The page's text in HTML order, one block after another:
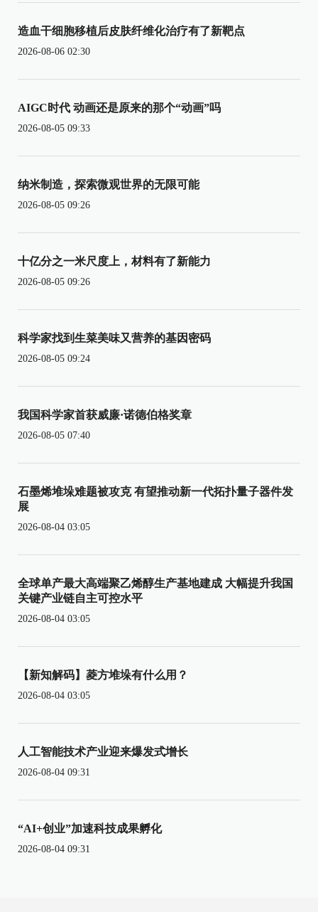
造血干细胞移植后皮肤纤维化治疗有了新靶点
2026-08-06 02:30
AIGC时代 动画还是原来的那个“动画”吗
2026-08-05 09:33
纳米制造，探索微观世界的无限可能
2026-08-05 09:26
十亿分之一米尺度上，材料有了新能力
2026-08-05 09:26
科学家找到生菜美味又营养的基因密码
2026-08-05 09:24
我国科学家首获威廉·诺德伯格奖章
2026-08-05 07:40
石墨烯堆垛难题被攻克 有望推动新一代拓扑量子器件发
展
2026-08-04 03:05
全球单产最大高端聚乙烯醇生产基地建成 大幅提升我国
关键产业链自主可控水平
2026-08-04 03:05
【新知解码】菱方堆垛有什么用？
2026-08-04 03:05
人工智能技术产业迎来爆发式增长
2026-08-04 09:31
“AI+创业”加速科技成果孵化
2026-08-04 09:31